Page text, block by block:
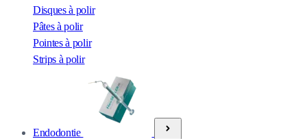
Disques à polir
Pâtes à polir
Pointes à polir
Strips à polir
Endodontie